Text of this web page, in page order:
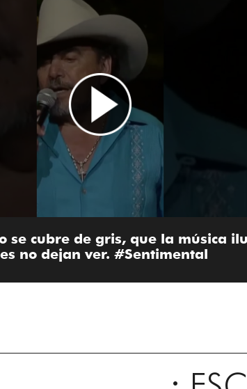
se cubre de gris, que la música
no dejan ver. #Sentimental